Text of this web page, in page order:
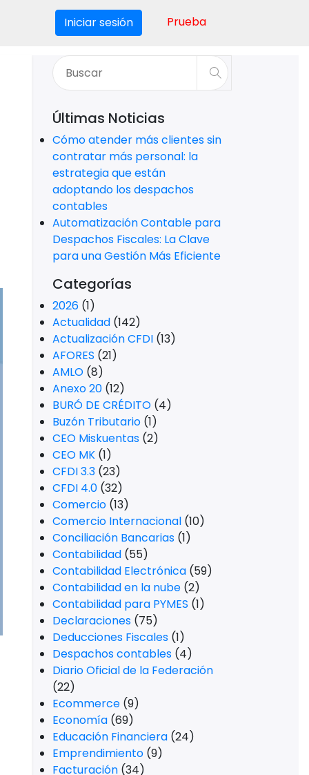
Iniciar sesión Prueba
Últimas Noticias
Cómo atender más clientes sin
contratar más personal: la
estrategia que están
adoptando los despachos
contables
Automatización Contable para
Despachos Fiscales: La Clave
para una Gestión Más Eficiente
Categorías
2026 (1)
Actualidad (142)
Actualización CFDI (13)
AFORES (21)
AMLO (8)
Anexo 20 (12)
BURÓ DE CRÉDITO (4)
Buzón Tributario (1)
CEO Miskuentas (2)
CEO MK (1)
CFDI 3.3 (23)
CFDI 4.0 (32)
Comercio (13)
Comercio Internacional (10)
Conciliación Bancarias (1)
Contabilidad (55)
Contabilidad Electrónica (59)
Contabilidad en la nube (2)
Contabilidad para PYMES (1)
Declaraciones (75)
Deducciones Fiscales (1)
Despachos contables (4)
Diario Oficial de la Federación
(22)
Ecommerce (9)
Economía (69)
Educación Financiera (24)
Emprendimiento (9)
Facturación (34)